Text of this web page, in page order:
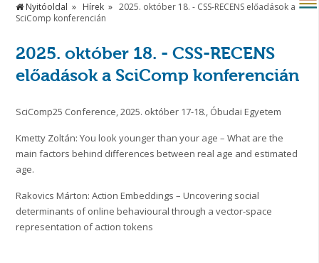
Nyitóoldal Hírek
2025. október 18. - CSS-RECENS előadások a
SciComp konferencián
2025. október 18. - CSS-RECENS
előadások a SciComp konferencián
SciComp25 Conference, 2025. október 17-18., Óbudai Egyetem
Kmetty Zoltán: You look younger than your age – What are the
main factors behind differences between real age and estimated
age.
Rakovics Márton: Action Embeddings – Uncovering social
determinants of online behavioural through a vector-space
representation of action tokens